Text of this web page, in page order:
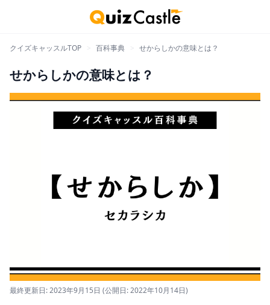
クイズキャッスルTOP 百科事典 せからしかの意味とは？
せからしかの意味とは？
最終更新日: 2023年9月15日 (公開日: 2022年10月14日)